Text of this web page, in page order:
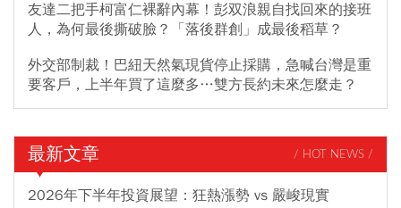
友達二把手柯富仁裸辭內幕！彭双浪親自找回來的接班
人，為何最後撕破臉？「落後群創」成最後稻草？
外交部制裁！巴紐天然氣現貨停止採購，急喊台灣是重
要客戶，上半年買了這麼多…雙方長約未來怎麼走？
最新文章 / HOT NEWS /
2026年下半年投資展望：狂熱漲勢 vs 嚴峻現實